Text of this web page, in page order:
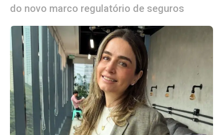
do novo marco regulatório de seguros